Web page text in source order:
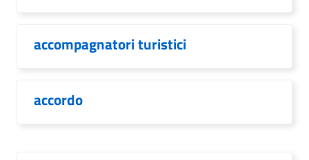
accompagnatori turistici
accordo